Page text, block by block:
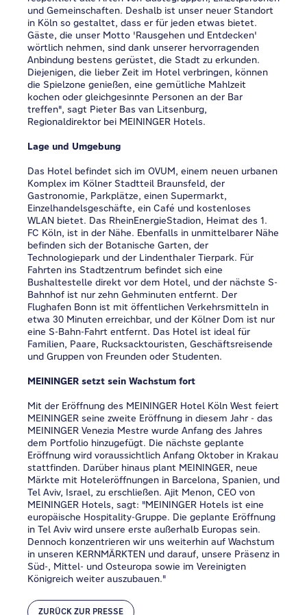
und Gemeinschaften. Deshalb ist unser neuer Standort
in Köln so gestaltet, dass er für jeden etwas bietet.
Gäste, die unser Motto 'Rausgehen und Entdecken'
wörtlich nehmen, sind dank unserer hervorragenden
Anbindung bestens gerüstet, die Stadt zu erkunden.
Diejenigen, die lieber Zeit im Hotel verbringen, können
die Spielzone genießen, eine gemütliche Mahlzeit
kochen oder gleichgesinnte Personen an der Bar
treffen", sagt Pieter Bas van Litsenburg,
Regionaldirektor bei MEININGER Hotels.
Lage und Umgebung
Das Hotel befindet sich im OVUM, einem neuen urbanen
Komplex im Kölner Stadtteil Braunsfeld, der
Gastronomie, Parkplätze, einen Supermarkt,
Einzelhandelsgeschäfte, ein Café und kostenloses
WLAN bietet. Das RheinEnergieStadion, Heimat des 1.
FC Köln, ist in der Nähe. Ebenfalls in unmittelbarer Nähe
befinden sich der Botanische Garten, der
Technologiepark und der Lindenthaler Tierpark. Für
Fahrten ins Stadtzentrum befindet sich eine
Bushaltestelle direkt vor dem Hotel, und der nächste S-
Bahnhof ist nur zehn Gehminuten entfernt. Der
Flughafen Bonn ist mit öffentlichen Verkehrsmitteln in
etwa 30 Minuten erreichbar, und der Kölner Dom ist nur
eine S-Bahn-Fahrt entfernt. Das Hotel ist ideal für
Familien, Paare, Rucksacktouristen, Geschäftsreisende
und Gruppen von Freunden oder Studenten.
MEININGER setzt sein Wachstum fort
Mit der Eröffnung des MEININGER Hotel Köln West feiert
MEININGER seine zweite Eröffnung in diesem Jahr - das
MEININGER Venezia Mestre wurde Anfang des Jahres
dem Portfolio hinzugefügt. Die nächste geplante
Eröffnung wird voraussichtlich Anfang Oktober in Krakau
stattfinden. Darüber hinaus plant MEININGER, neue
Märkte mit Hoteleröffnungen in Barcelona, Spanien, und
Tel Aviv, Israel, zu erschließen. Ajit Menon, CEO von
MEININGER Hotels, sagt: "MEININGER Hotels ist eine
europäische Hospitality-Gruppe. Die geplante Eröffnung
in Tel Aviv wird unsere erste außerhalb Europas sein.
Dennoch konzentrieren wir uns weiterhin auf Wachstum
in unseren KERNMÄRKTEN und darauf, unsere Präsenz in
Süd-, Mittel- und Osteuropa sowie im Vereinigten
Königreich weiter auszubauen."
ZURÜCK ZUR PRESSE